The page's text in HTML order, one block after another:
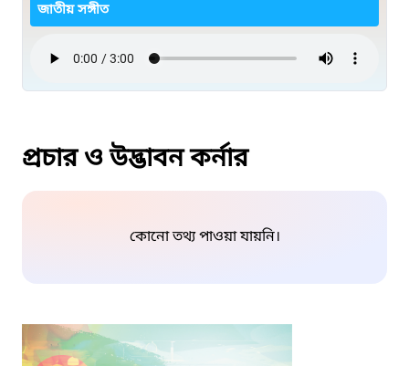
জাতীয় সঙ্গীত
প্রচার ও উদ্ভাবন কর্নার
কোনো তথ্য পাওয়া যায়নি।